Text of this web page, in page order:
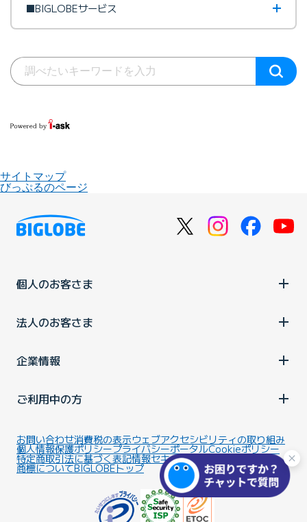
■BIGLOBEサービス
サイトマップ
びっぷるのページ
個人のお客さま
法人のお客さま
企業情報
ご利用中の方
お問い合わせ消費税の表示ウェブアクセシビリティの取り組み
個人情報保護ポリシープライバシーポータルCookieポリシー
特定商取引法に基づく表記情報セキュリティ基本方針
商標についてBIGLOBEトップ